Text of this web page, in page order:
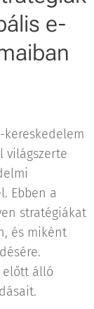
e-
világszerte
Ebben a
stratégiákat
és miként
előtt álló